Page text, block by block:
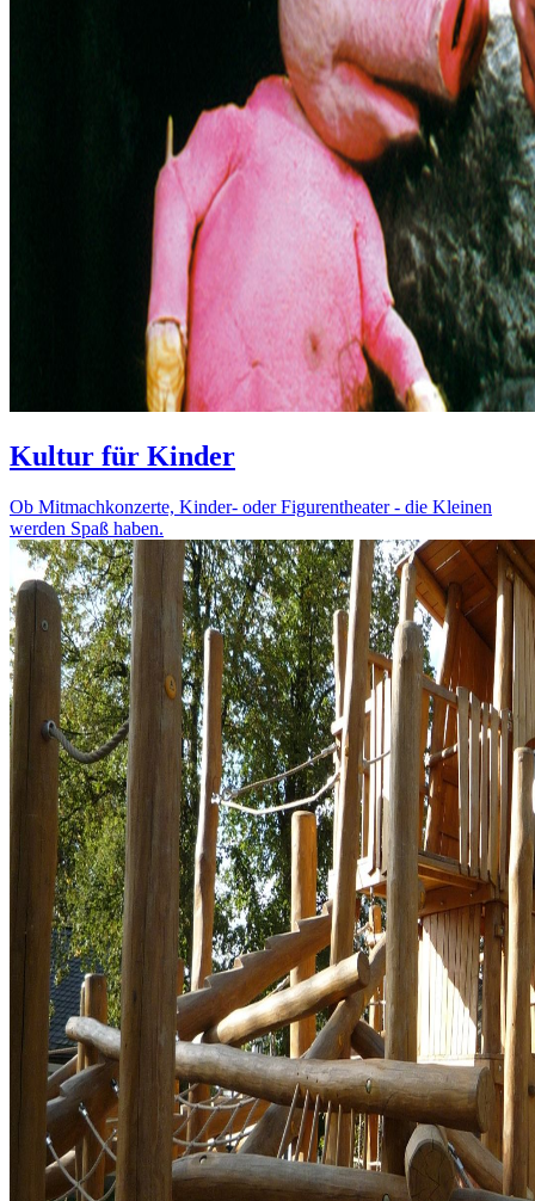
Kultur für Kinder
Ob Mitmachkonzerte, Kinder- oder Figurentheater - die Kleinen
werden Spaß haben.